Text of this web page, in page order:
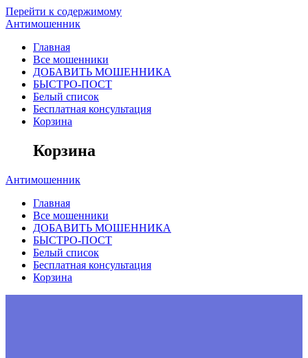
Перейти к содержимому
Антимошенник
Главная
Все мошенники
ДОБАВИТЬ МОШЕННИКА
БЫСТРО-ПОСТ
Белый список
Бесплатная консультация
Корзина
Корзина
Антимошенник
Главная
Все мошенники
ДОБАВИТЬ МОШЕННИКА
БЫСТРО-ПОСТ
Белый список
Бесплатная консультация
Корзина